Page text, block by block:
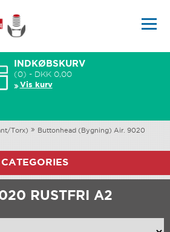
INDKØBSKURV
(0) - DKK 0,00
Vis kurv
Torx)
Buttonhead (Bygning) Air. 9020
CATEGORIES
RUSTFRI A2